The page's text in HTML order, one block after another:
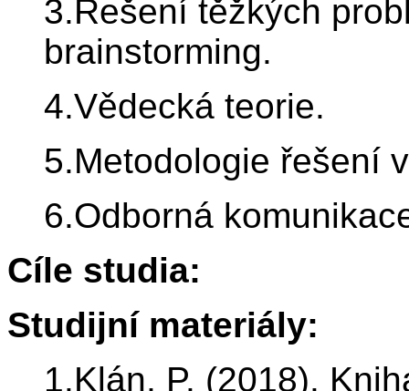
3.Řešení těžkých
brainstorming.
4.Vědecká teorie.
5.Metodologie řešení
6.Odborná
Cíle studia:
Studijní materiály:
1.Klán, P. (2018).